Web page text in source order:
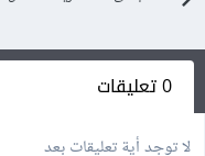
0 تعليقات
لا توجد أية تعليقات بعد